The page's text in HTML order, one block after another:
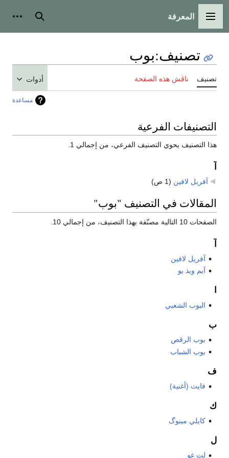
القائمة الرئيسية
المعرفة بحث
تصنيف:بوب
تصنيف ناقش هذه الصفحة أدوات
مساعدة
التصنيفات الفرعية
هذا التصنيف يحوي التصنيف الفرعي، من إجمالي 1.
آفريل لافين (1 ص)
المقالات في التصنيف "بوب"
الصفحات 10 التالية مصنّفة بهذا التصنيف، من إجمالي 10.
آفريل لافين
آيم ويذ يو
البوب الشعبي
ب
بوب الرقص
بوب الشباب
ف
فايث (أغنية)
ك
كايلي مينوگ
ل
لت غو